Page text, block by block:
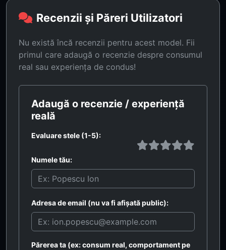
Recenzii și Păreri Utilizatori
Nu există încă recenzii pentru acest model. Fii
primul care adaugă o recenzie despre consumul
real sau experiența de condus!
Adaugă o recenzie / experiență
reală
Evaluare stele (1-5):
Numele tău:
Adresa de email (nu va fi afișată public):
Părerea ta (ex: consum real, comportament pe